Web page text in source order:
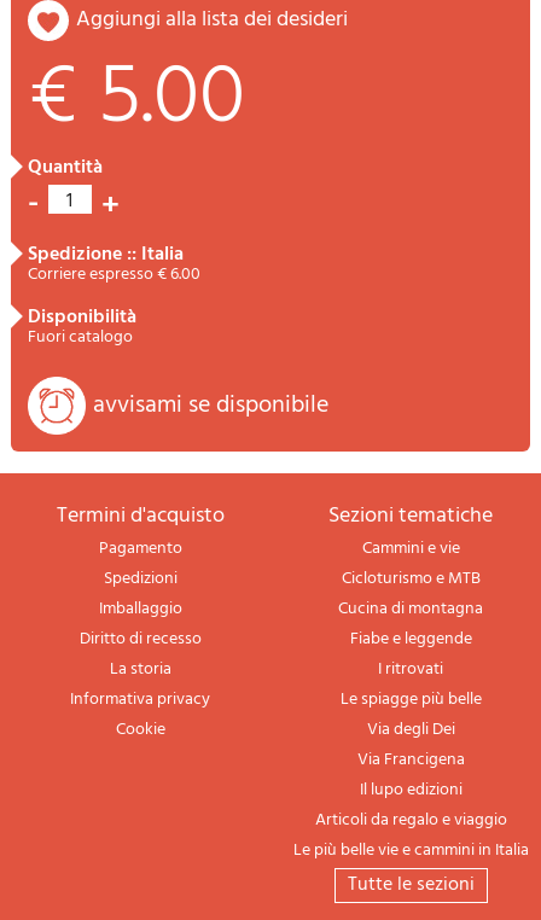
aggiungi alla lista dei desideri
€ 5.00
quantità
- 1 +
spedizione :: Italia
Corriere espresso € 6.00
disponibilità
Fuori catalogo
avvisami se disponibile
termini d'acquisto
Pagamento
Spedizioni
Imballaggio
Diritto di recesso
La storia
Informativa privacy
Cookie
sezioni tematiche
Cammini e vie
Cicloturismo e MTB
Cucina di montagna
Fiabe e leggende
I ritrovati
Le spiagge più belle
Via degli Dei
Via Francigena
Il lupo edizioni
Articoli da regalo e viaggio
Le più belle vie e cammini in Italia
tutte le sezioni